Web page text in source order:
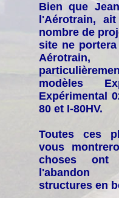
Bien que
l'Aérotrain,
nombre de
site ne
modèles
Expérimental
80 et I-80HV.
Toutes ces
vous
choses ont
structures en